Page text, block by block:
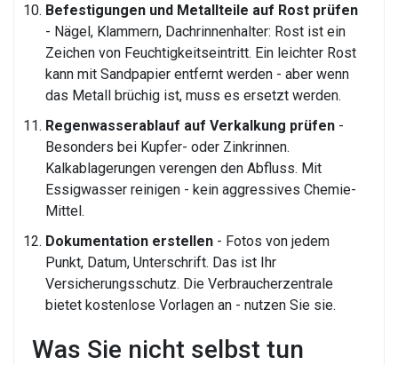
Befestigungen und Metallteile auf Rost prüfen
- Nägel, Klammern, Dachrinnenhalter: Rost ist ein
Zeichen von Feuchtigkeitseintritt. Ein leichter Rost
kann mit Sandpapier entfernt werden - aber wenn
das Metall brüchig ist, muss es ersetzt werden.
Regenwasserablauf auf Verkalkung prüfen -
Besonders bei Kupfer- oder Zinkrinnen.
Kalkablagerungen verengen den Abfluss. Mit
Essigwasser reinigen - kein aggressives Chemie-
Mittel.
Dokumentation erstellen - Fotos von jedem
Punkt, Datum, Unterschrift. Das ist Ihr
Versicherungsschutz. Die Verbraucherzentrale
bietet kostenlose Vorlagen an - nutzen Sie sie.
Was Sie nicht selbst tun